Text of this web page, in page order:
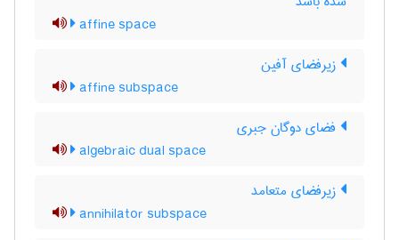
affine space
زیرفضای آفین
affine subspace
فضای دوگان جبری
algebraic dual space
زیرفضای متعامد
annihilator subspace